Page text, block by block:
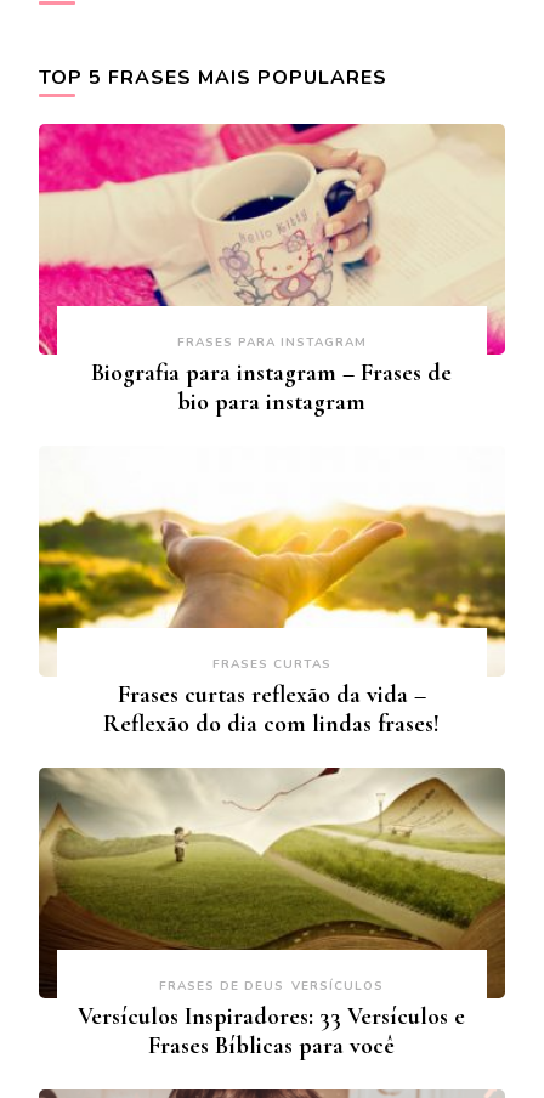
TOP 5 FRASES MAIS POPULARES
FRASES PARA INSTAGRAM
Biografia para instagram – Frases de
bio para instagram
FRASES CURTAS
Frases curtas reflexão da vida –
Reflexão do dia com lindas frases!
FRASES DE DEUS VERSÍCULOS
Versículos Inspiradores: 33 Versículos e
Frases Bíblicas para você